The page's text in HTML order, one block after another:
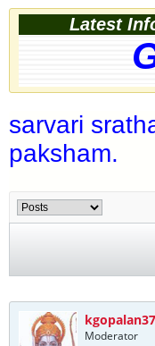
Latest
sarvari
paksham.
kgopalan37
Moderator